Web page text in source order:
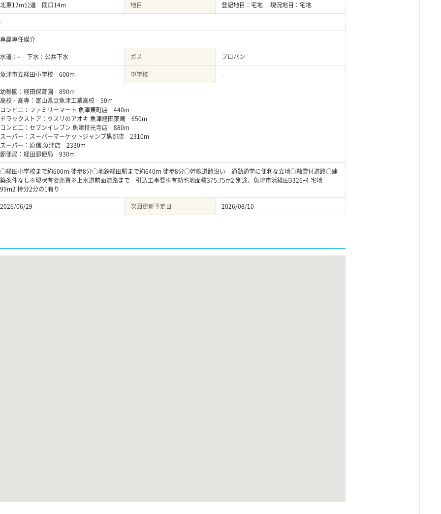
北東12m公道 間口14m
地目
登記地目：宅地 現況地目：宅地
-
専属専任媒介
水道：- 下水：公共下水
ガス
プロパン
魚津市立経田小学校 600m
中学校
-
幼稚園：経田保育園 890m
高校・高専：富山県立魚津工業高校 50m
コンビ二：ファミリーマート 魚津東町店 440m
ドラックストア：クスリのアオキ 魚津経田薬局 650m
コンビ二：セブンイレブン 魚津持光寺店 880m
スーパー：スーパーマーケットジャンプ黒部店 2310m
スーパー：原信 魚津店 2330m
郵便局：経田郵便局 930m
○経田小学校まで約600ｍ 徒歩8分○地鉄経田駅まで約640ｍ 徒歩8分○幹線道路沿い 通勤通学に便利な立地○融雪付道路○建
築条件なし※現状有姿売買※上水道前面道路まで 引込工事要※有効宅地面積375.75m2 別途、魚津市浜経田3326ｰ4 宅地
99m2 持分2分の1有り
2026/06/29
次回更新予定日 2026/08/10